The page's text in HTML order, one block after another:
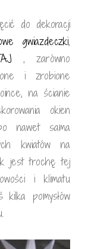
do dekoracji
gwiazdeczki,
, zarówno
i zrobione
na ścianie
okien
nawet sama
kwiatów na
jest trochę tej
i klimatu
pomysłów